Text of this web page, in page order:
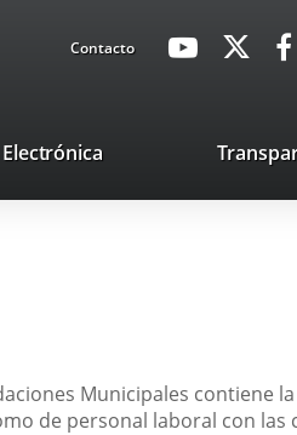
ContactoavaHeaderSocial
Link
Link
Link
external
Municipales contiene
de personal laboral con las